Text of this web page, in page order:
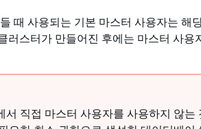
때 사용되는 기본 마스터 사용자는 해
러스터가 만들어진 후에는 마스터 사용
서 직접 마스터 사용자를 사용하지 않는